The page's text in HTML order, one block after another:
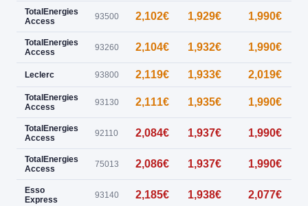
TotalEnergies
Access
93500 2,102€ 1,929€ 1,990€
TotalEnergies
Access
93260 2,104€ 1,932€ 1,990€
Leclerc 93800 2,119€ 1,933€ 2,019€
TotalEnergies
Access
93130 2,111€ 1,935€ 1,990€
TotalEnergies
Access
92110 2,084€ 1,937€ 1,990€
TotalEnergies
Access
75013 2,086€ 1,937€ 1,990€
Esso
Express
93140 2,185€ 1,938€ 2,077€